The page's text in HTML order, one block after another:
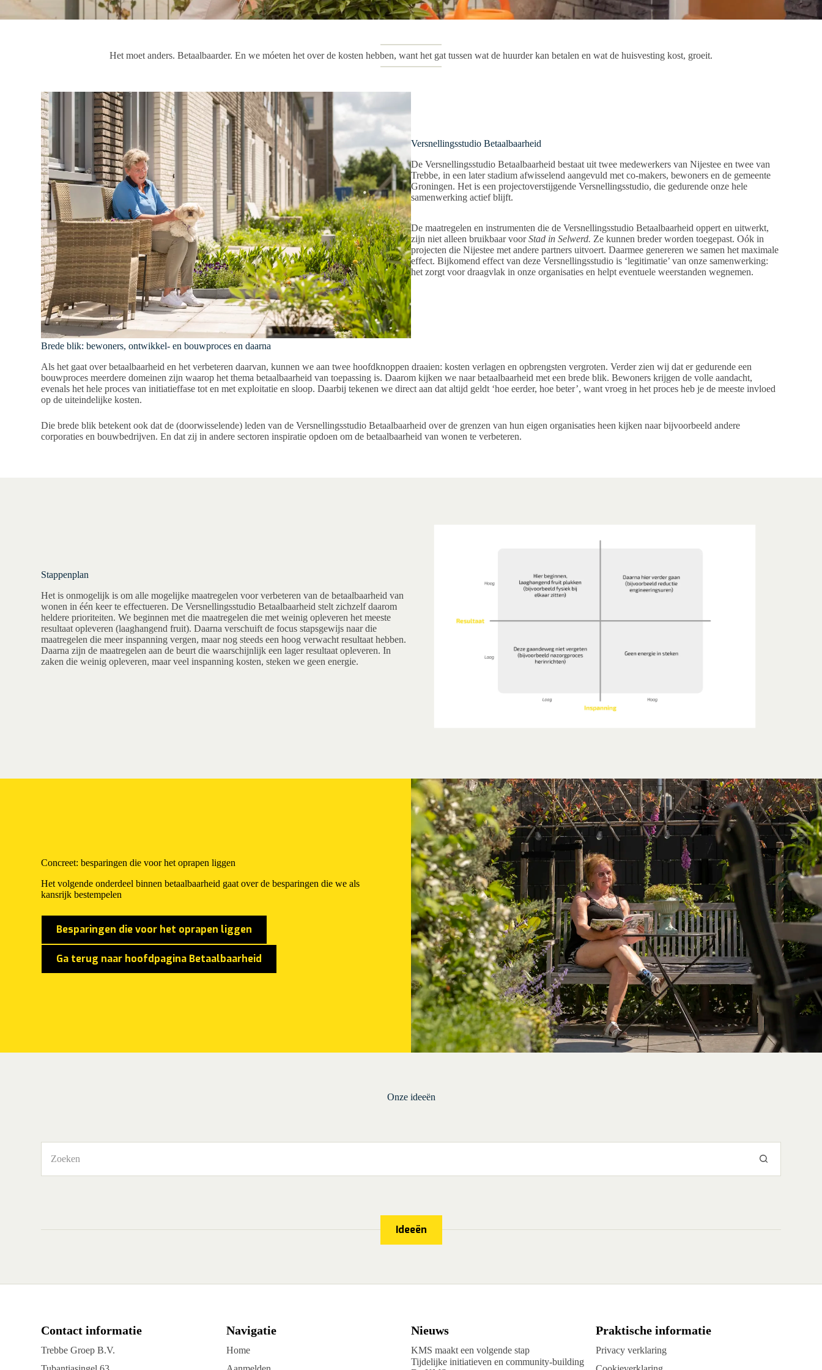
Het moet anders. Betaalbaarder. En we móeten het over de kosten hebben, want het gat tussen wat de huurder kan betalen en wat de huisvesting kost, groeit.
Versnellingsstudio Betaalbaarheid
De Versnellingsstudio Betaalbaarheid bestaat uit twee medewerkers van Nijestee en twee van
Trebbe, in een later stadium afwisselend aangevuld met co-makers, bewoners en de gemeente
Groningen. Het is een projectoverstijgende Versnellingsstudio, die gedurende onze hele
samenwerking actief blijft.
De maatregelen en instrumenten die de Versnellingsstudio Betaalbaarheid oppert en uitwerkt,
zijn niet alleen bruikbaar voorStad in Selwerd. Ze kunnen breder worden toegepast. Oók in
projecten die Nijestee met andere partners uitvoert. Daarmee genereren we samen het maximale
effect. Bijkomend effect van deze Versnellingsstudio is ‘legitimatie’ van onze samenwerking:
het zorgt voor draagvlak in onze organisaties en helpt eventuele weerstanden wegnemen.
Brede blik: bewoners, ontwikkel- en bouwproces en daarna
Als het gaat over betaalbaarheid en het verbeteren daarvan, kunnen we aan twee hoofdknoppen draaien: kosten verlagen en opbrengsten vergroten. Verder zien wij dat er gedurende een
bouwproces meerdere domeinen zijn waarop het thema betaalbaarheid van toepassing is. Daarom kijken we naar betaalbaarheid met een brede blik. Bewoners krijgen de volle aandacht,
evenals het hele proces van initiatieffase tot en met exploitatie en sloop. Daarbij tekenen we direct aan dat altijd geldt ‘hoe eerder, hoe beter’, want vroeg in het proces heb je de meeste invloed
op de uiteindelijke kosten.
Die brede blik betekent ook dat de (doorwisselende) leden van de Versnellingsstudio Betaalbaarheid over de grenzen van hun eigen organisaties heen kijken naar bijvoorbeeld andere
corporaties en bouwbedrijven. En dat zij in andere sectoren inspiratie opdoen om de betaalbaarheid van wonen te verbeteren.
Stappenplan
Het is onmogelijk is om alle mogelijke maatregelen voor verbeteren van de betaalbaarheid van
wonen in één keer te effectueren. De Versnellingsstudio Betaalbaarheid stelt zichzelf daarom
heldere prioriteiten. We beginnen met die maatregelen die met weinig opleveren het meeste
resultaat opleveren (laaghangend fruit). Daarna verschuift de focus stapsgewijs naar die
maatregelen die meer inspanning vergen, maar nog steeds een hoog verwacht resultaat hebben.
Daarna zijn de maatregelen aan de beurt die waarschijnlijk een lager resultaat opleveren. In
zaken die weinig opleveren, maar veel inspanning kosten, steken we geen energie.
Concreet: besparingen die voor het oprapen liggen
Het volgende onderdeel binnen betaalbaarheid gaat over de besparingen die we als
kansrijk bestempelen
Besparingen die voor het oprapen liggen
Ga terug naar hoofdpagina Betaalbaarheid
Onze ideeën
resultaten
Ideeën
Contact informatie
Trebbe Groep B.V.
Navigatie
Home
Nieuws
KMS maakt een volgende stap
Tijdelijke initiatieven en community-building
Praktische informatie
Privacy verklaring